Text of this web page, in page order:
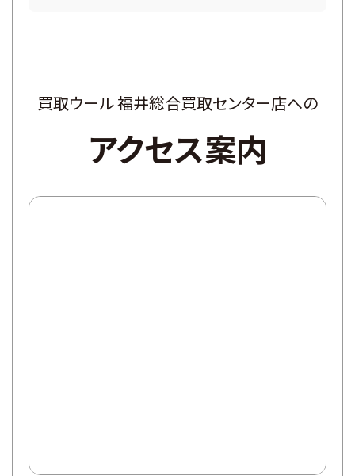
買取ウール 福井総合買取センター店への
アクセス案内